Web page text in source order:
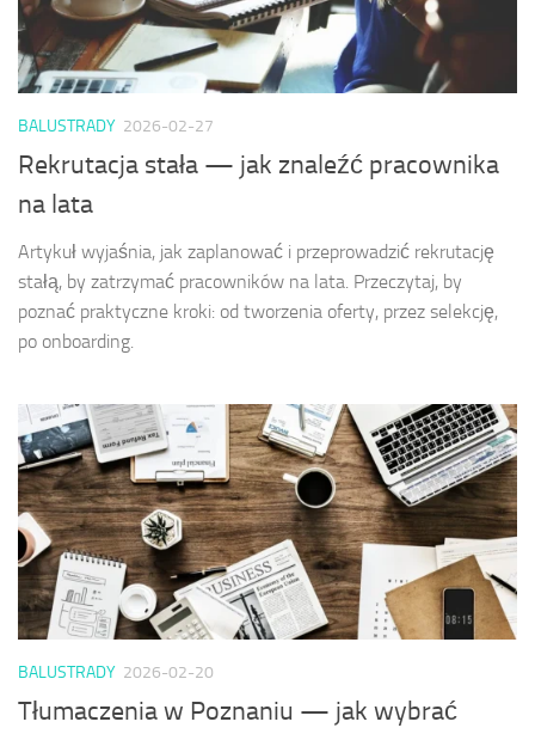
BALUSTRADY 2026-02-27
Rekrutacja stała — jak znaleźć pracownika
na lata
Artykuł wyjaśnia, jak zaplanować i przeprowadzić rekrutację
stałą, by zatrzymać pracowników na lata. Przeczytaj, by
poznać praktyczne kroki: od tworzenia oferty, przez selekcję,
po onboarding.
BALUSTRADY 2026-02-20
Tłumaczenia w Poznaniu — jak wybrać